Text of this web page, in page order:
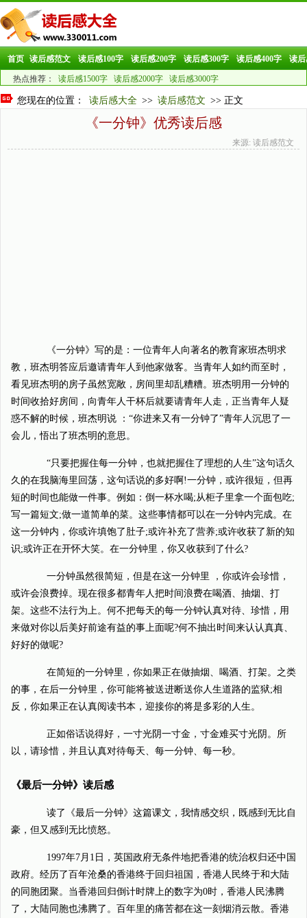
首页 读后感范文 读后感100字 读后感200字 读后感300字 读后感400字 读后
热点推荐： 读后感1500字 读后感2000字 读后感3000字
您现在的位置： 读后感大全 >> 读后感范文 >> 正文
《一分钟》优秀读后感
来源: 读后感范文
《一分钟》写的是：一位青年人向著名的教育家班杰明求
教，班杰明答应后邀请青年人到他家做客。当青年人如约而至时，
看见班杰明的房子虽然宽敞，房间里却乱糟糟。班杰明用一分钟的
时间收拾好房间，向青年人干杯后就要请青年人走，正当青年人疑
惑不解的时候，班杰明说 ：“你进来又有一分钟了”青年人沉思了一
会儿，悟出了班杰明的意思。
“只要把握住每一分钟，也就把握住了理想的人生”这句话久
久的在我脑海里回荡，这句话说的多好啊!一分钟，或许很短，但再
短的时间也能做一件事。例如：倒一杯水喝;从柜子里拿一个面包吃;
写一篇短文;做一道简单的菜。这些事情都可以在一分钟内完成。在
这一分钟内，你或许填饱了肚子;或许补充了营养;或许收获了新的知
识;或许正在开怀大笑。在一分钟里，你又收获到了什么?
一分钟虽然很简短，但是在这一分钟里 ，你或许会珍惜，
或许会浪费掉。现在很多都青年人把时间浪费在喝酒、抽烟、打
架。这些不法行为上。何不把每天的每一分钟认真对待、珍惜，用
来做对你以后美好前途有益的事上面呢?何不抽出时间来认认真真、
好好的做呢?
在简短的一分钟里，你如果正在做抽烟、喝酒、打架。之类
的事，在后一分钟里，你可能将被送进断送你人生道路的监狱;相
反，你如果正在认真阅读书本，迎接你的将是多彩的人生。
正如俗话说得好，一寸光阴一寸金，寸金难买寸光阴。所
以，请珍惜，并且认真对待每天、每一分钟、每一秒。
《最后一分钟》读后感
读了《最后一分钟》这篇课文，我情感交织，既感到无比自
豪，但又感到无比愤怒。
1997年7月1日，英国政府无条件地把香港的统治权归还中国
政府。经历了百年沧桑的香港终于回归祖国，香港人民终于和大陆
的同胞团聚。当香港回归倒计时牌上的数字为0时，香港人民沸腾
了，大陆同胞也沸腾了。百年里的痛苦都在这一刻烟消云散。香港